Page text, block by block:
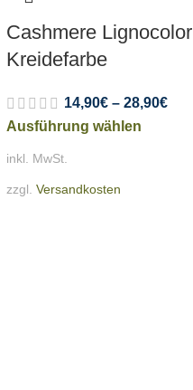
Cashmere Lignocolor
Kreidefarbe
14,90€– 28,90€
Ausführung wählen
inkl. MwSt.
zzgl. Versandkosten